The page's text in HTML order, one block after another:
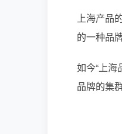
上海产品
的一种品
如今“上海
品牌的集